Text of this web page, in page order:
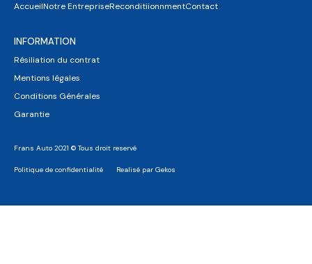
AccueilNotre EntrepriseReconditiionnmentContact
INFORMATION
Résiliation du contrat
Mentions légales
Conditions Générales
Garantie
Frans Auto 2021 © Tous droit reservé
Politique de confidentialité Realisé par Gekos